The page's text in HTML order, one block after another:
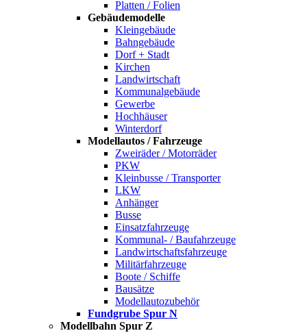
Platten / Folien
Gebäudemodelle
Kleingebäude
Bahngebäude
Dorf + Stadt
Kirchen
Landwirtschaft
Kommunalgebäude
Gewerbe
Hochhäuser
Winterdorf
Modellautos / Fahrzeuge
Zweiräder / Motorräder
PKW
Kleinbusse / Transporter
LKW
Anhänger
Busse
Einsatzfahrzeuge
Kommunal- / Baufahrzeuge
Landwirtschaftsfahrzeuge
Militärfahrzeuge
Boote / Schiffe
Bausätze
Modellautozubehör
Fundgrube Spur N
Modellbahn Spur Z